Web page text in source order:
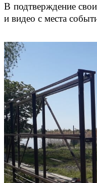
В подтверждение
и видео с места